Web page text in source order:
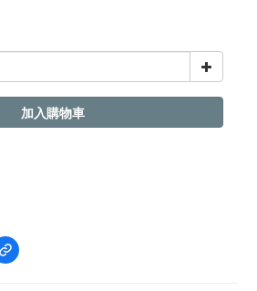
加入購物車